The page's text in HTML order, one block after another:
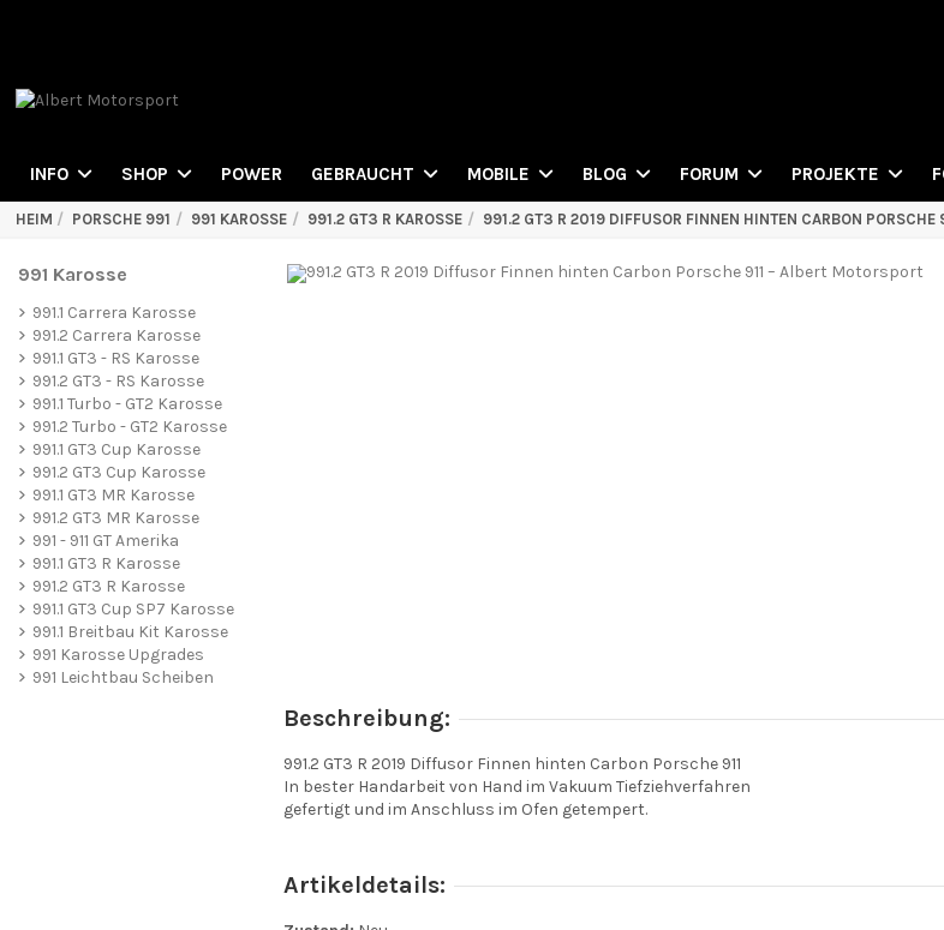
INFO SHOP POWER GEBRAUCHT MOBILE BLOG FORUM PROJEKTE
HEIM PORSCHE 991 991 KAROSSE 991.2 GT3 R KAROSSE 991.2 GT3 R 2019 DIFFUSOR FINNEN HINTEN CARBON PORSCHE
Beschreibung:
991.2 GT3 R 2019 Diffusor Finnen hinten Carbon Porsche 911
In bester Handarbeit von Hand im Vakuum Tiefziehverfahren
gefertigt und im Anschluss im Ofen getempert.
Artikeldetails:
991 Karosse
991.1 Carrera Karosse
991.2 Carrera Karosse
991.1 GT3 - RS Karosse
991.2 GT3 - RS Karosse
991.1 Turbo - GT2 Karosse
991.2 Turbo - GT2 Karosse
991.1 GT3 Cup Karosse
991.2 GT3 Cup Karosse
991.1 GT3 MR Karosse
991.2 GT3 MR Karosse
991 - 911 GT Amerika
991.1 GT3 R Karosse
991.2 GT3 R Karosse
991.1 GT3 Cup SP7 Karosse
991.1 Breitbau Kit Karosse
991 Karosse Upgrades
991 Leichtbau Scheiben